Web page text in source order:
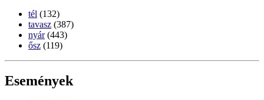
tél (132)
tavasz (387)
nyár (443)
ősz (119)
Események